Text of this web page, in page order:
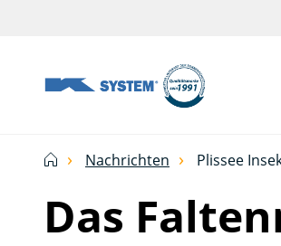
Abschirmtechnologie
Haus
Ksystem
Nachrichten Plissee
Das